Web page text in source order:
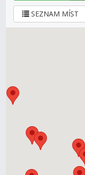
SEZNAM MÍST